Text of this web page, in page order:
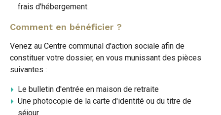
frais d'hébergement.
Comment en bénéficier ?
Venez au Centre communal d'action sociale afin de
constituer votre dossier, en vous munissant des pièces
suivantes :
Le bulletin d'entrée en maison de retraite
Une photocopie de la carte d'identité ou du titre de
séjour